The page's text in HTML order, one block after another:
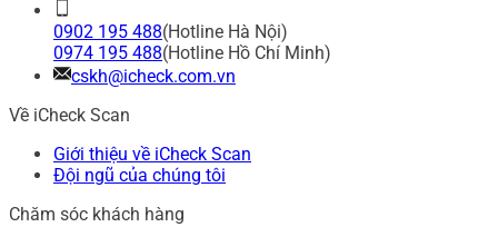
0902 195 488(Hotline Hà Nội)
0974 195 488(Hotline Hồ Chí Minh)
cskh@icheck.com.vn
Về iCheck Scan
Giới thiệu về iCheck Scan
Đội ngũ của chúng tôi
Chăm sóc khách hàng